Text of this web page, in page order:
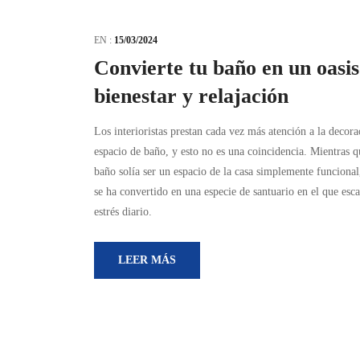
EN : 15/03/2024
Convierte tu baño en un
bienestar y relajación
Los interioristas prestan cada vez más atención a la
espacio de baño, y esto no es una coincidencia. Mientras
baño solía ser un espacio de la casa simplemente
se ha convertido en una especie de santuario en el que
estrés diario.
LEER MÁS